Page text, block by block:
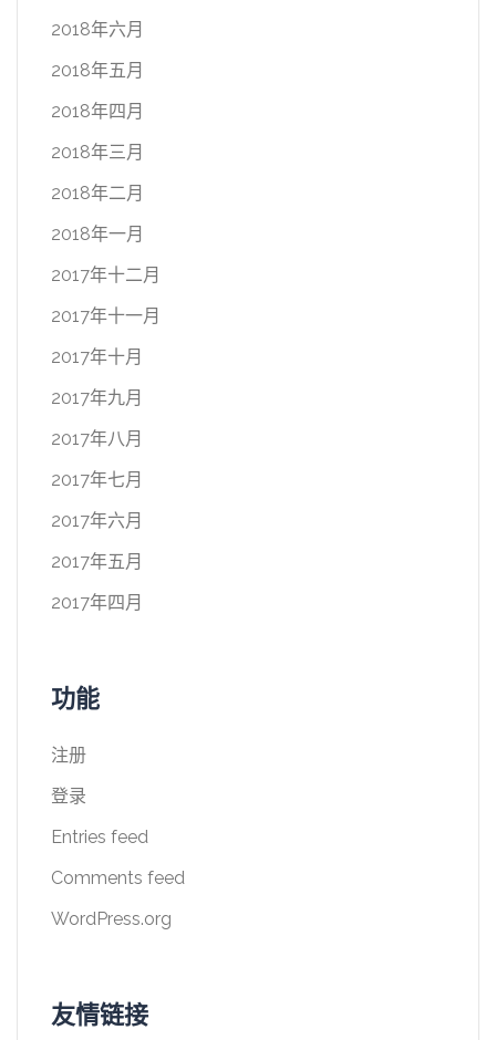
2018年六月
2018年五月
2018年四月
2018年三月
2018年二月
2018年一月
2017年十二月
2017年十一月
2017年十月
2017年九月
2017年八月
2017年七月
2017年六月
2017年五月
2017年四月
功能
注册
登录
Entries feed
Comments feed
WordPress.org
友情链接